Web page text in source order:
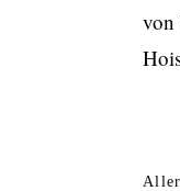
von